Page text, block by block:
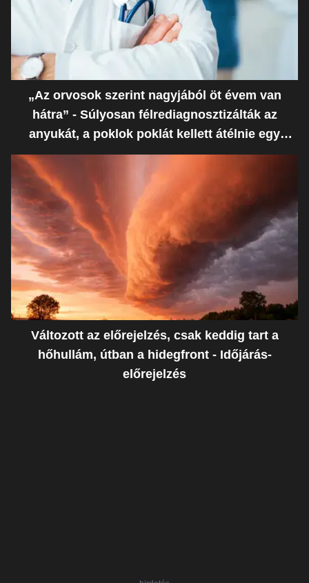
„Az orvosok szerint nagyjából öt évem van
hátra” - Súlyosan félrediagnosztizálták az
anyukát, a poklok poklát kellett átélnie egy
ostoba hiba miatt
Változott az előrejelzés, csak keddig tart a
hőhullám, útban a hidegfront - Időjárás-
előrejelzés